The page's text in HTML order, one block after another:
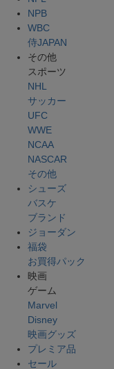
NPB
WBC
侍JAPAN
その他
スポーツ
NHL
サッカー
UFC
WWE
NCAA
NASCAR
その他
シューズ
バスケ
ブランド
ジョーダン
福袋
お買得パック
映画
ゲーム
Marvel
Disney
映画グッズ
プレミア品
セール